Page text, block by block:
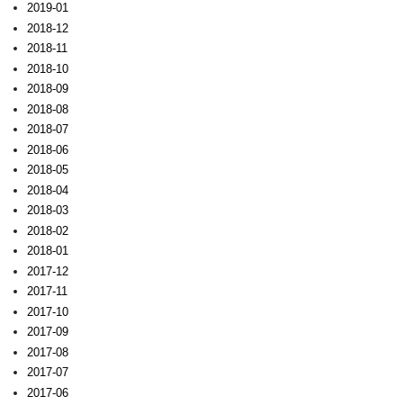
2019-01
2018-12
2018-11
2018-10
2018-09
2018-08
2018-07
2018-06
2018-05
2018-04
2018-03
2018-02
2018-01
2017-12
2017-11
2017-10
2017-09
2017-08
2017-07
2017-06